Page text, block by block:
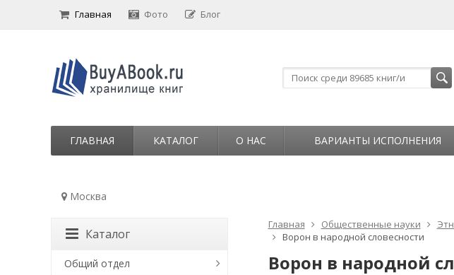
Главная Фото Блог
ГЛАВНАЯ КАТАЛОГ О НАС ВАРИАНТЫ ИСПОЛНЕНИЯ
Москва
Главная Общественные науки
Ворон в народной словесности
Ворон в народной
Каталог
Общий отдел